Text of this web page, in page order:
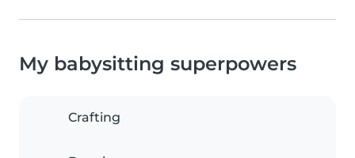
My babysitting superpowers
Crafting